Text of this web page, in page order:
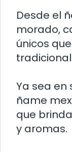
Desde el
morado,
únicos
Ya sea en
ñame
que
y aromas.